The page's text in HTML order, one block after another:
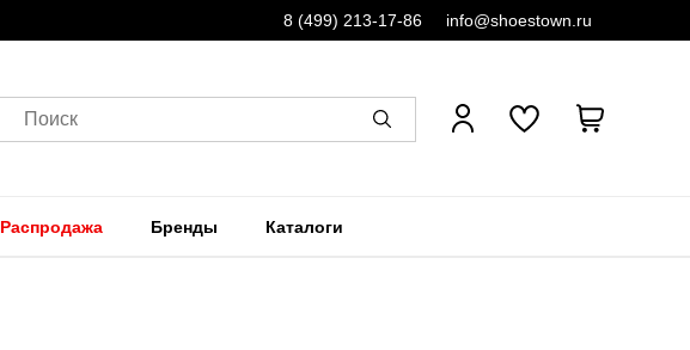
8 (499) 213-17-86 info@shoestown.ru
Поиск
Распродажа Бренды Каталоги